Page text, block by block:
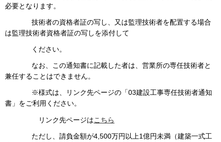
必要となります。
技術者の資格者証の写し、又は監理技術者を配置する場合
は監理技術者資格者証の写しを添付して
ください。
なお、この通知書に記載した者は、営業所の専任技術者と
兼任することはできません。
※様式は、リンク先ページの「03建設工事専任技術者通知
書」をご利用ください。
リンク先ページはこちら
ただし、請負金額が4,500万円以上1億円未満（建築一式工